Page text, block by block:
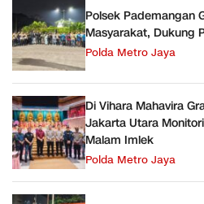
Polsek Pademangan
Masyarakat, Dukung
Polda Metro Jaya
Di Vihara Mahavira
Jakarta Utara
Malam Imlek
Polda Metro Jaya